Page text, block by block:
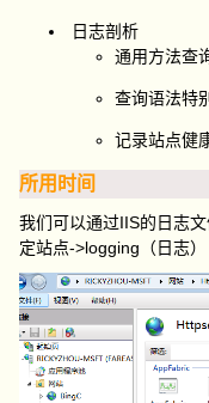
日志剖析
通用方法查
查询语法特
记录站点健
所用时间
我们可以通过IIS的日志
定站点->logging（日志）